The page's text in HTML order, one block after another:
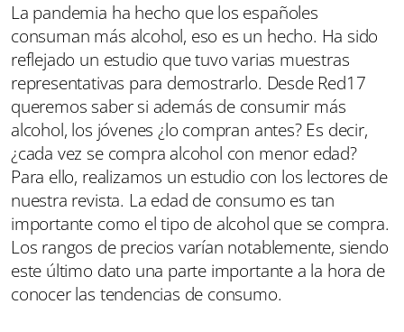
La pandemia ha hecho que los españoles
consuman más alcohol, eso es un hecho. Ha sido
reflejado un estudio que tuvo varias muestras
representativas para demostrarlo. Desde Red17
queremos saber si además de consumir más
alcohol, los jóvenes ¿lo compran antes? Es decir,
¿cada vez se compra alcohol con menor edad?
Para ello, realizamos un estudio con los lectores de
nuestra revista. La edad de consumo es tan
importante como el tipo de alcohol que se compra.
Los rangos de precios varían notablemente, siendo
este último dato una parte importante a la hora de
conocer las tendencias de consumo.